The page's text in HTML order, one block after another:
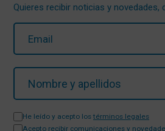
Quieres recibir noticias y novedades,
He leído y acepto los términos legales
Acepto recibir comunicaciones y